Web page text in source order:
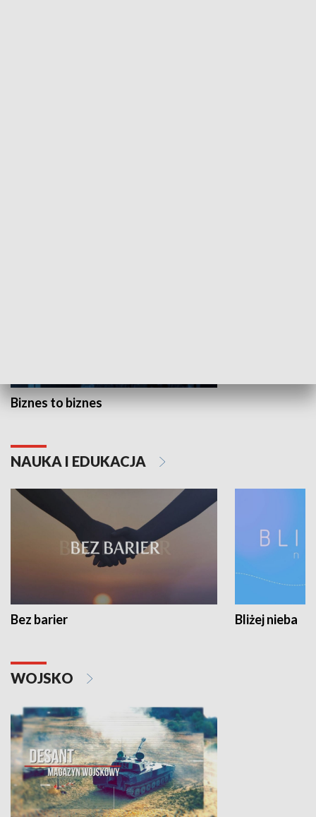
Biznes to biznes
NAUKA I EDUKACJA
Bez barier Bliżej nieba
WOJSKO